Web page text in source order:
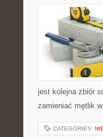
jest kolejna zbiór
zamieniać mętlik
CATEGORIES: